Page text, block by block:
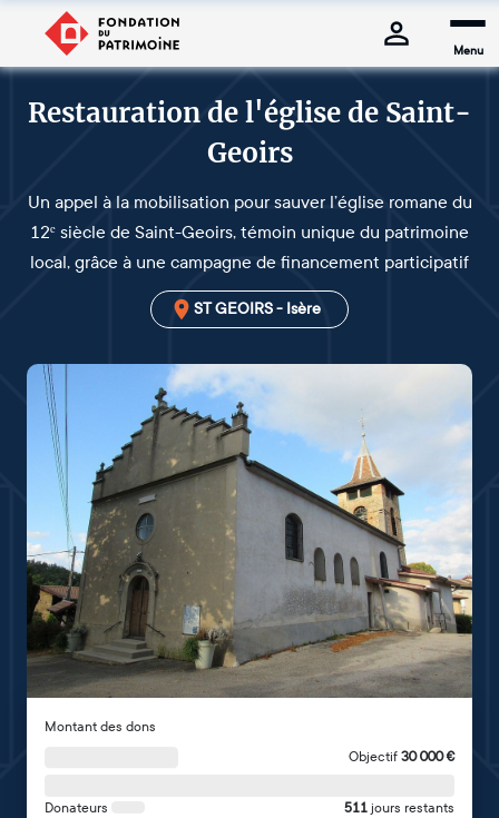
Menu
Restauration de l'église de Saint-
Geoirs
Un appel à la mobilisation pour sauver l’église romane du
12ᵉ siècle de Saint-Geoirs, témoin unique du patrimoine
local, grâce à une campagne de financement participatif
ST GEOIRS - Isère
Montant des dons
Objectif 30 000€
Donateurs 511 jours restants